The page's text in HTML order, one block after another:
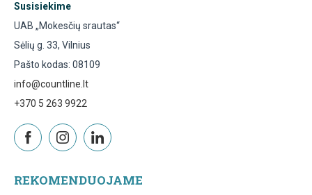
Susisiekime
UAB „Mokesčių srautas“
Sėlių g. 33, Vilnius
Pašto kodas: 08109
info@countline.lt
+370 5 263 9922
REKOMENDUOJAME